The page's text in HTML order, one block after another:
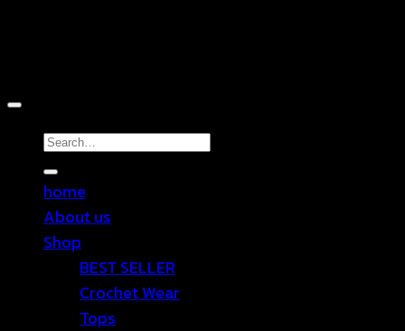
Search
for:
home
About us
Shop
BEST SELLER
Crochet Wear
Tops